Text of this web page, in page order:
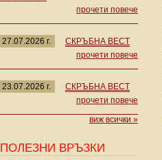
прочети повече
27.07.2026 г.
СКРЪБНА ВЕСТ
прочети повече
23.07.2026 г.
СКРЪБНА ВЕСТ
прочети повече
виж всички »
ПОЛЕЗНИ ВРЪЗКИ